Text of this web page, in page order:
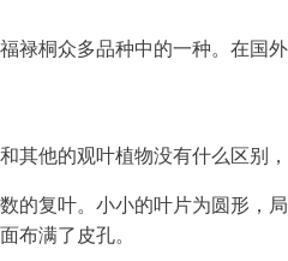
禄桐众多品种中的一种。在国
其他的观叶植物没有什么区别
的复叶。小小的叶片为圆形，
布满了皮孔。